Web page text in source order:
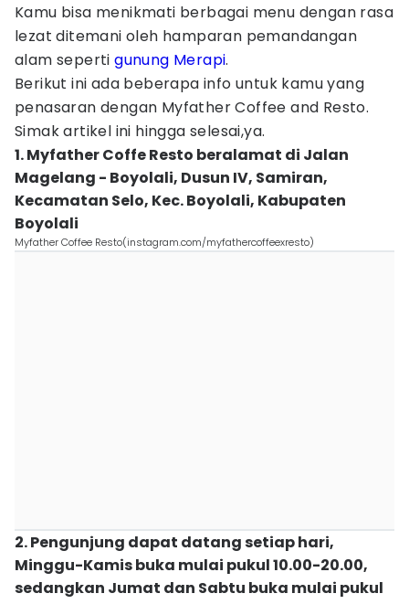
Kamu bisa menikmati berbagai menu dengan rasa
lezat ditemani oleh hamparan pemandangan
alam sepertigunung Merapi.
Berikut ini ada beberapa info untuk kamu yang
penasaran dengan Myfather Coffee and Resto.
Simak artikel ini hingga selesai,ya.
1. Myfather Coffe Resto beralamat di Jalan
Magelang - Boyolali, Dusun IV, Samiran,
Kecamatan Selo, Kec. Boyolali, Kabupaten
Boyolali
Myfather Coffee Resto(instagram.com/myfathercoffeexresto)
2. Pengunjung dapat datang setiap hari,
Minggu-Kamis buka mulai pukul 10.00-20.00,
sedangkan Jumat dan Sabtu buka mulai pukul